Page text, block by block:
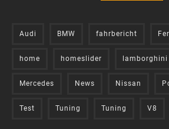
Audi BMW fahrbericht
home homeslider lamborghini
Mercedes News Nissan
Test Tuning Tuning V8